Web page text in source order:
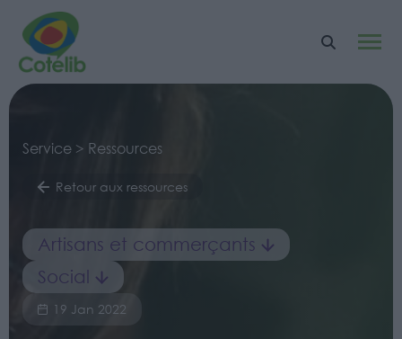
Service > Ressources
Retour aux ressources
Artisans et commerçants
Social
19 Jan 2022